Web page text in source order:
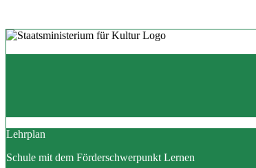
Lehrplan
Schule mit dem Förderschwerpunkt Lernen